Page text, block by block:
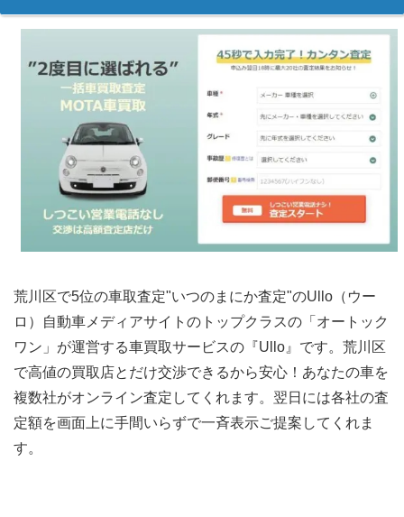
荒川区で5位の車取査定"いつのまにか査定"のUllo（ウー
ロ）自動車メディアサイトのトップクラスの「オートック
ワン」が運営する車買取サービスの『Ullo』です。荒川区
で高値の買取店とだけ交渉できるから安心！あなたの車を
複数社がオンライン査定してくれます。翌日には各社の査
定額を画面上に手間いらずで一斉表示ご提案してくれま
す。